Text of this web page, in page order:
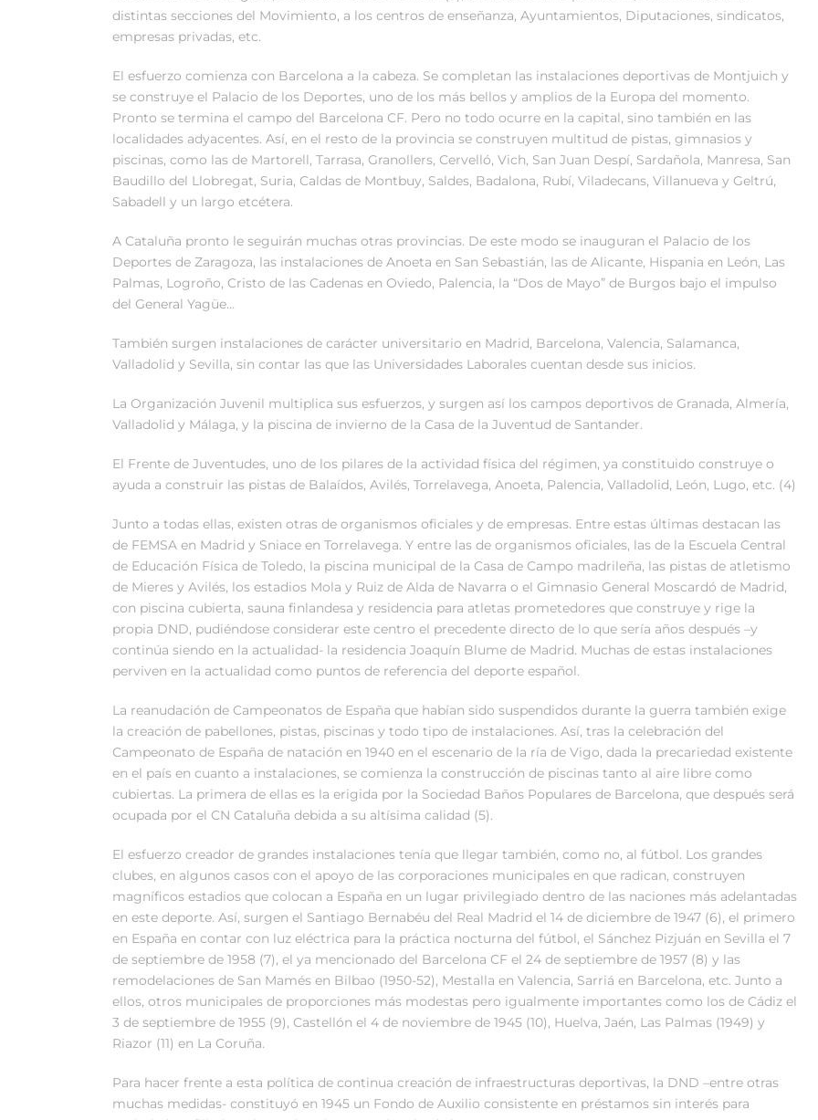
distintas secciones del Movimiento, a los centros de enseñanza, Ayuntamientos, Diputaciones, sindicatos,
empresas privadas, etc.
El esfuerzo comienza con Barcelona a la cabeza. Se completan las instalaciones deportivas de Montjuich y
se construye el Palacio de los Deportes, uno de los más bellos y amplios de la Europa del momento.
Pronto se termina el campo del Barcelona CF. Pero no todo ocurre en la capital, sino también en las
localidades adyacentes. Así, en el resto de la provincia se construyen multitud de pistas, gimnasios y
piscinas, como las de Martorell, Tarrasa, Granollers, Cervelló, Vich, San Juan Despí, Sardañola, Manresa, San
Baudillo del Llobregat, Suria, Caldas de Montbuy, Saldes, Badalona, Rubí, Viladecans, Villanueva y Geltrú,
Sabadell y un largo etcétera.
A Cataluña pronto le seguirán muchas otras provincias. De este modo se inauguran el Palacio de los
Deportes de Zaragoza, las instalaciones de Anoeta en San Sebastián, las de Alicante, Hispania en León, Las
Palmas, Logroño, Cristo de las Cadenas en Oviedo, Palencia, la “Dos de Mayo” de Burgos bajo el impulso
del General Yagüe…
También surgen instalaciones de carácter universitario en Madrid, Barcelona, Valencia, Salamanca,
Valladolid y Sevilla, sin contar las que las Universidades Laborales cuentan desde sus inicios.
La Organización Juvenil multiplica sus esfuerzos, y surgen así los campos deportivos de Granada, Almería,
Valladolid y Málaga, y la piscina de invierno de la Casa de la Juventud de Santander.
El Frente de Juventudes, uno de los pilares de la actividad física del régimen, ya constituido construye o
ayuda a construir las pistas de Balaídos, Avilés, Torrelavega, Anoeta, Palencia, Valladolid, León, Lugo, etc. (4)
Junto a todas ellas, existen otras de organismos oficiales y de empresas. Entre estas últimas destacan las
de FEMSA en Madrid y Sniace en Torrelavega. Y entre las de organismos oficiales, las de la Escuela Central
de Educación Física de Toledo, la piscina municipal de la Casa de Campo madrileña, las pistas de atletismo
de Mieres y Avilés, los estadios Mola y Ruiz de Alda de Navarra o el Gimnasio General Moscardó de Madrid,
con piscina cubierta, sauna finlandesa y residencia para atletas prometedores que construye y rige la
propia DND, pudiéndose considerar este centro el precedente directo de lo que sería años después –y
continúa siendo en la actualidad- la residencia Joaquín Blume de Madrid. Muchas de estas instalaciones
perviven en la actualidad como puntos de referencia del deporte español.
La reanudación de Campeonatos de España que habían sido suspendidos durante la guerra también exige
la creación de pabellones, pistas, piscinas y todo tipo de instalaciones. Así, tras la celebración del
Campeonato de España de natación en 1940 en el escenario de la ría de Vigo, dada la precariedad existente
en el país en cuanto a instalaciones, se comienza la construcción de piscinas tanto al aire libre como
cubiertas. La primera de ellas es la erigida por la Sociedad Baños Populares de Barcelona, que después será
ocupada por el CN Cataluña debida a su altísima calidad (5).
El esfuerzo creador de grandes instalaciones tenía que llegar también, como no, al fútbol. Los grandes
clubes, en algunos casos con el apoyo de las corporaciones municipales en que radican, construyen
magníficos estadios que colocan a España en un lugar privilegiado dentro de las naciones más adelantadas
en este deporte. Así, surgen el Santiago Bernabéu del Real Madrid el 14 de diciembre de 1947 (6), el primero
en España en contar con luz eléctrica para la práctica nocturna del fútbol, el Sánchez Pizjuán en Sevilla el 7
de septiembre de 1958 (7), el ya mencionado del Barcelona CF el 24 de septiembre de 1957 (8) y las
remodelaciones de San Mamés en Bilbao (1950-52), Mestalla en Valencia, Sarriá en Barcelona, etc. Junto a
ellos, otros municipales de proporciones más modestas pero igualmente importantes como los de Cádiz el
3 de septiembre de 1955 (9), Castellón el 4 de noviembre de 1945 (10), Huelva, Jaén, Las Palmas (1949) y
Riazor (11) en La Coruña.
Para hacer frente a esta política de continua creación de infraestructuras deportivas, la DND –entre otras
muchas medidas- constituyó en 1945 un Fondo de Auxilio consistente en préstamos sin interés para